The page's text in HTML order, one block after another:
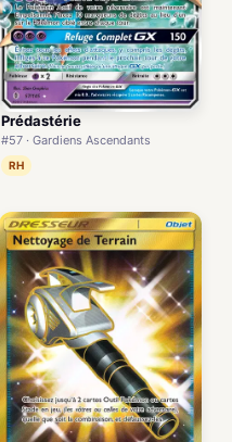
Prédastérie
#57 · Gardiens Ascendants
RH